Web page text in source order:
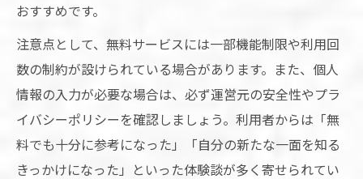
おすすめです。
注意点として、無料サービスには一部機能制限や利用回
数の制約が設けられている場合があります。また、個人
情報の入力が必要な場合は、必ず運営元の安全性やプラ
イバシーポリシーを確認しましょう。利用者からは「無
料でも十分に参考になった」「自分の新たな一面を知る
きっかけになった」といった体験談が多く寄せられてい